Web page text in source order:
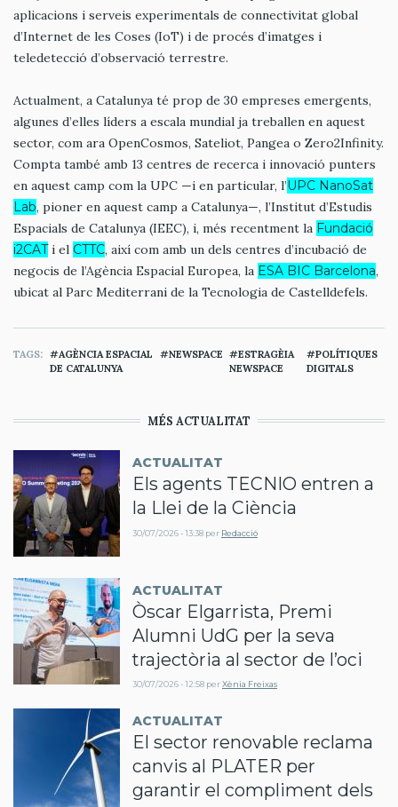
aplicacions i serveis experimentals de connectivitat global
d’Internet de les Coses (IoT) i de procés d’imatges i
teledetecció d’observació terrestre.
Actualment, a Catalunya té prop de 30 empreses emergents,
algunes d’elles líders a escala mundial ja treballen en aquest
sector, com ara OpenCosmos, Sateliot, Pangea o Zero2Infinity.
Compta també amb 13 centres de recerca i innovació punters
en aquest camp com la UPC —i en particular, l’UPC NanoSat
Lab, pioner en aquest camp a Catalunya—, l’Institut d’Estudis
Espacials de Catalunya (IEEC), i, més recentment la Fundació
i2CATi el CTTC, així com amb un dels centres d’incubació de
negocis de l’Agència Espacial Europea, la ESA BIC Barcelona,
ubicat al Parc Mediterrani de la Tecnologia de Castelldefels.
TAGS
AGÈNCIA ESPACIAL
DE CATALUNYA
NEWSPACE
ESTRAGÈIA
NEWSPACE
POLÍTIQUES
DIGITALS
MÉS ACTUALITAT
ACTUALITAT
Els agents TECNIO entren a
la Llei de la Ciència
30/07/2026 - 13:38 per Redacció
ACTUALITAT
Òscar Elgarrista, Premi
Alumni UdG per la seva
trajectòria al sector de l’oci
30/07/2026 - 12:58 perXènia Freixas
ACTUALITAT
El sector renovable reclama
canvis al PLATER per
garantir el compliment dels